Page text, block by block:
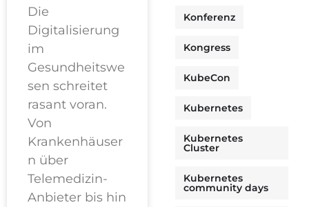
Die
Digitalisierung
im
Gesundheitswe
sen schreitet
rasant voran.
Von
Krankenhäuser
n über
Telemedizin-
Anbieter bis hin
Konferenz
Kongress
KubeCon
Kubernetes
Kubernetes
Cluster
Kubernetes
community days